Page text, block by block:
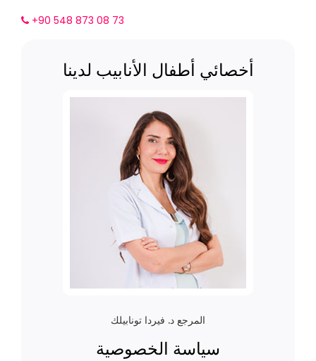
+90 548 873 08 73
أخصائي أطفال الأنابيب لدينا
المرجع د. فيردا تونابيلك
سياسة الخصوصية